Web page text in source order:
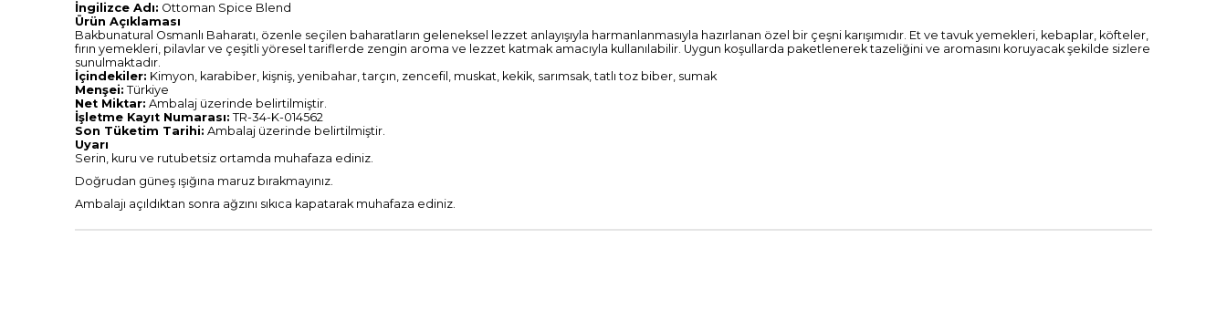
İngilizce Adı: Ottoman Spice Blend
Ürün Açıklaması
Bakbunatural Osmanlı Baharatı, özenle seçilen baharatların geleneksel lezzet anlayışıyla harmanlanmasıyla hazırlanan özel bir çeşni karışımıdır. Et ve tavuk yemekleri, kebaplar, köfteler,
fırın yemekleri, pilavlar ve çeşitli yöresel tariflerde zengin aroma ve lezzet katmak amacıyla kullanılabilir. Uygun koşullarda paketlenerek tazeliğini ve aromasını koruyacak şekilde sizlere
sunulmaktadır.
İçindekiler: Kimyon, karabiber, kişniş, yenibahar, tarçın, zencefil, muskat, kekik, sarımsak, tatlı toz biber, sumak
Menşei: Türkiye
Net Miktar: Ambalaj üzerinde belirtilmiştir.
İşletme Kayıt Numarası: TR-34-K-014562
Son Tüketim Tarihi: Ambalaj üzerinde belirtilmiştir.
Uyarı
Serin, kuru ve rutubetsiz ortamda muhafaza ediniz.
Doğrudan güneş ışığına maruz bırakmayınız.
Ambalajı açıldıktan sonra ağzını sıkıca kapatarak muhafaza ediniz.